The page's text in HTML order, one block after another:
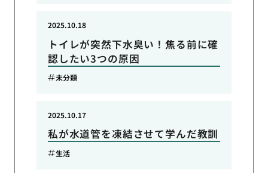
トイレが突然下水臭い！焦る前に確
認したい3つの原因
2025.10.18
未分類
私が水道管を凍結させて学んだ教訓
2025.10.17
生活